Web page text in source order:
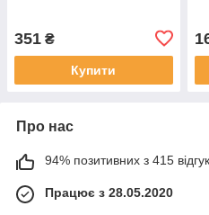
351 ₴
Купити
Про нас
94% позитивних з 415
Працює з 28.05.2020